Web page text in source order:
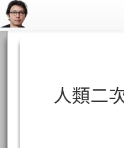
人類二